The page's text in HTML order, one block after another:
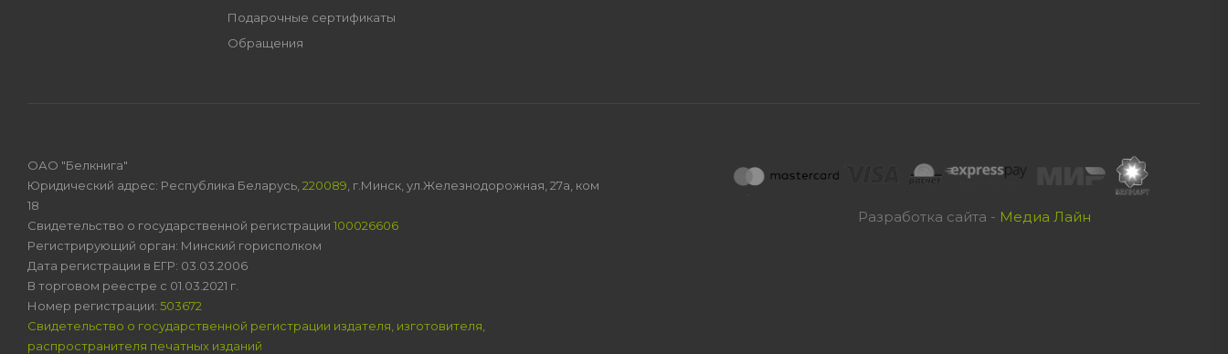
Подарочные сертификаты
Обращения
Разработка сайта - Медиа Лайн
ОАО "Белкнига"
Юридический адрес: Республика Беларусь, 220089 , г.Минск, ул.Железнодорожная, 27а, ком
18
Свидетельство о государственной регистрации 100026606
Регистрирующий орган: Минский горисполком
Дата регистрации в ЕГР: 03.03.2006
В торговом реестре с 01.03.2021 г.
Номер регистрации: 503672
Свидетельство о государственной регистрации издателя, изготовителя,
распространителя печатных изданий